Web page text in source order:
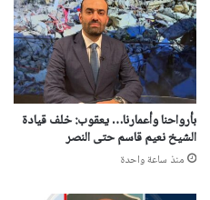
بأرواحنا وأعمارنا… يعقوب: خلف قيادة
الشيخ نعيم قاسم حتى النصر
منذ ساعة واحدة